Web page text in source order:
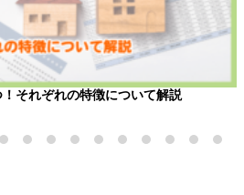
それぞれの特徴について解説